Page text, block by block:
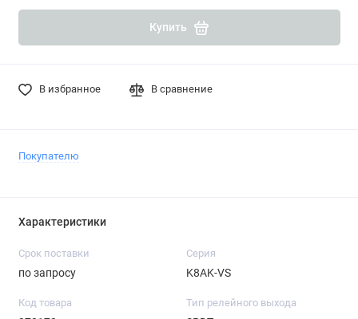
Купить
В избранное В сравнение
Покупателю
Характеристики
Срок поставки
по запросу
Серия
K8AK-VS
Код товара Тип релейного выхода